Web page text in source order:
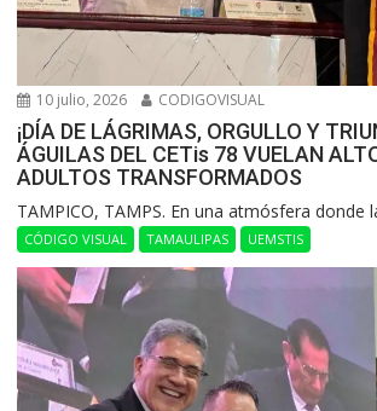
10 julio, 2026 CODIGOVISUAL
¡DÍA DE LÁGRIMAS, ORGULLO Y
ÁGUILAS DEL CETis 78 VUELAN
ADULTOS TRANSFORMADOS
​TAMPICO, TAMPS. En una atmósfera donde
CÓDIGO VISUAL TAMAULIPAS UEMSTIS